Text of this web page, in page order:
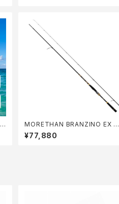
MORETHAN BRANZINO EX A
GS 93L/M S
¥77,880